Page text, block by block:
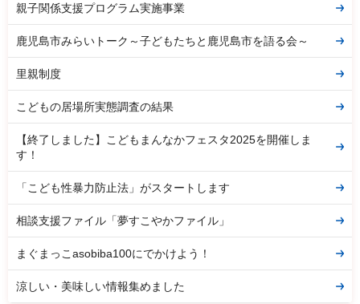
親子関係支援プログラム実施事業
鹿児島市みらいトーク～子どもたちと鹿児島市を語る会～
里親制度
こどもの居場所実態調査の結果
【終了しました】こどもまんなかフェスタ2025を開催しま
す！
「こども性暴力防止法」がスタートします
相談支援ファイル「夢すこやかファイル」
まぐまっこasobiba100にでかけよう！
涼しい・美味しい情報集めました